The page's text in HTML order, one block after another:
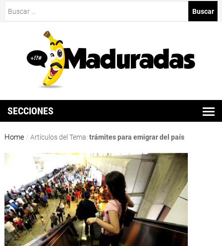
SECCIONES
Home / Artículos del Tema: trámites para emigrar del país